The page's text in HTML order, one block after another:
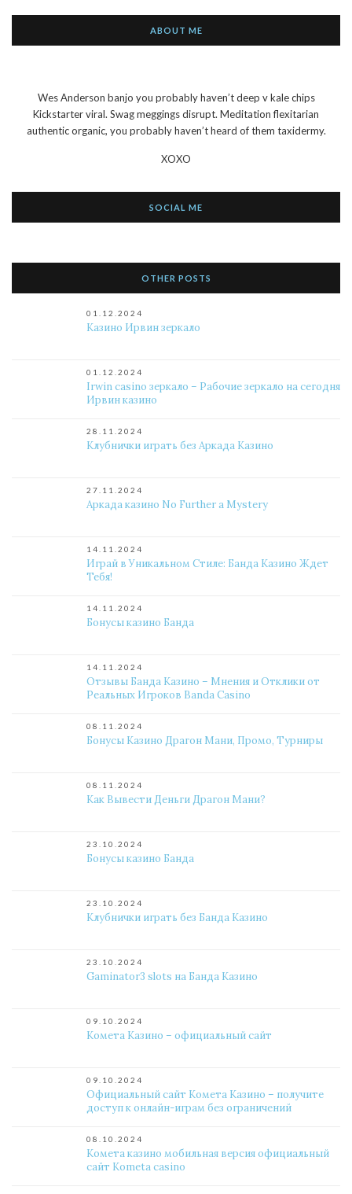
ABOUT ME
Wes Anderson banjo you probably haven’t deep v kale chips
Kickstarter viral. Swag meggings disrupt. Meditation flexitarian
authentic organic, you probably haven’t heard of them taxidermy.
XOXO
SOCIAL ME
OTHER POSTS
01.12.2024
Казино Ирвин зеркало
01.12.2024
Irwin casino зеркало – Рабочие зеркало на сегодня
Ирвин казино
28.11.2024
Клубнички играть без Аркада Казино
27.11.2024
Аркада казино No Further a Mystery
14.11.2024
Играй в Уникальном Стиле: Банда Казино Ждет
Тебя!
14.11.2024
Бонусы казино Банда
14.11.2024
Отзывы Банда Казино – Мнения и Отклики от
Реальных Игроков Banda Casino
08.11.2024
Бонусы Казино Драгон Мани, Промо, Турниры
08.11.2024
Как Вывести Деньги Драгон Мани?
23.10.2024
Бонусы казино Банда
23.10.2024
Клубнички играть без Банда Казино
23.10.2024
Gaminator3 slots на Банда Казино
09.10.2024
Комета Казино – официальный сайт
09.10.2024
Официальный сайт Комета Казино – получите
доступ к онлайн-играм без ограничений
08.10.2024
Комета казино мобильная версия официальный
сайт Kometa casino